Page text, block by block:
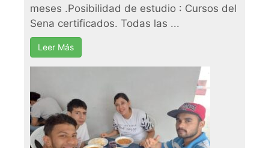
meses .Posibilidad de estudio : Cursos del
Sena certificados. Todas las ...
Leer Más